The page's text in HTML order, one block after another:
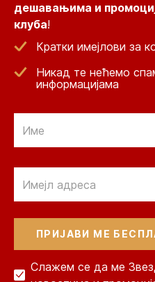
дешавањима и
клуба!
Кратки имејлови за
Никад те нећемо
информацијама
Слажем се да ме